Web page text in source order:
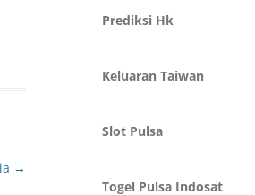
→
Prediksi Hk
Keluaran Taiwan
Slot Pulsa
Togel Pulsa Indosat